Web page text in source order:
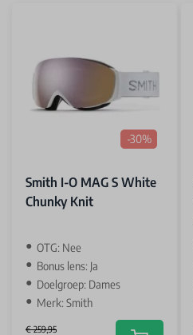
-30%
Smith I-O MAG S White
Chunky Knit
OTG: Nee
Bonus lens: Ja
Doelgroep: Dames
Merk: Smith
€ 259,95